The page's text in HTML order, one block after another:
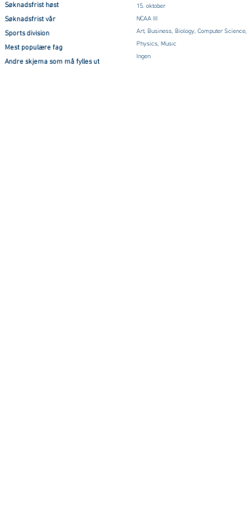
Søknadsfrist høst
Søknadsfrist vår
Sports division
Mest populære fag
Andre skjema som må fylles ut
15. oktober
NCAA III
Art, Business, Biology, Computer Science,
Physics, Music
Ingen